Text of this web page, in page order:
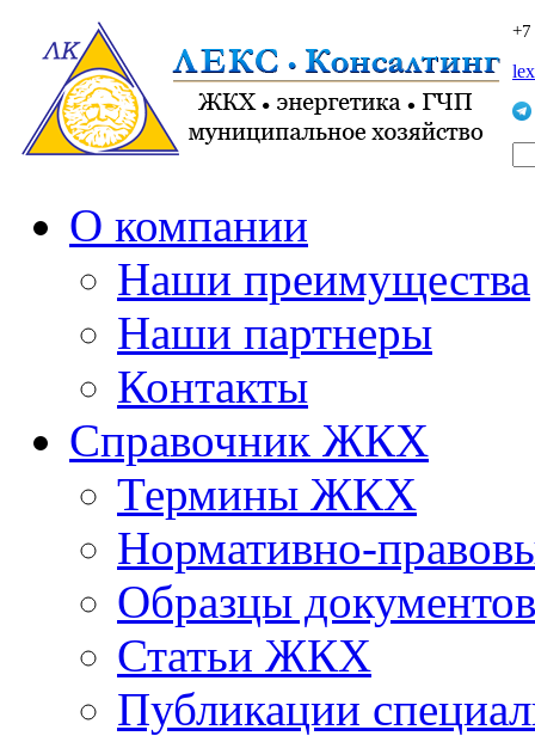
О компании
Наши преимущества
Наши партнеры
Контакты
Справочник ЖКХ
Термины ЖКХ
Нормативно-
Образцы документов
Статьи ЖКХ
Публикации